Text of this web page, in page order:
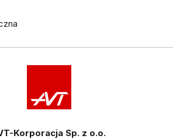
Korporacja Sp. z o.o.